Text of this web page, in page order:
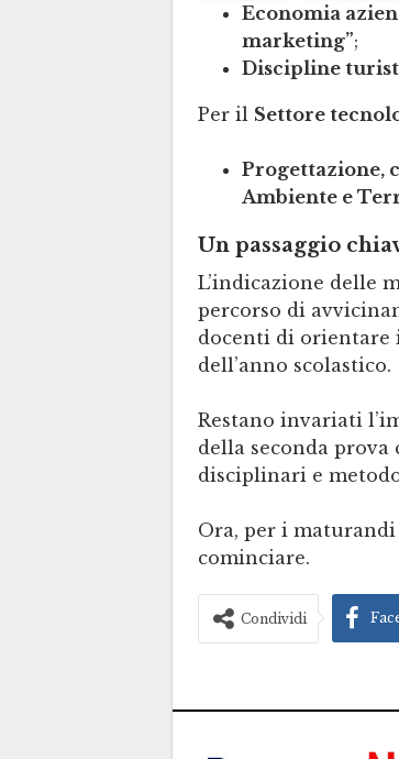
Economia
marketing”;
Discipline
Per il Settore
Progettazione,
Ambiente e
Un passaggio
L’indicazione delle
percorso di
docenti di
dell’anno scolastico.
Restano invariati
della seconda
disciplinari e
Ora, per i
cominciare.
Condividi